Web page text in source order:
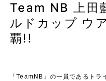
Team NB 上田
ルドカップ ウ
覇!!
「TeamNB」の一員であるトラ